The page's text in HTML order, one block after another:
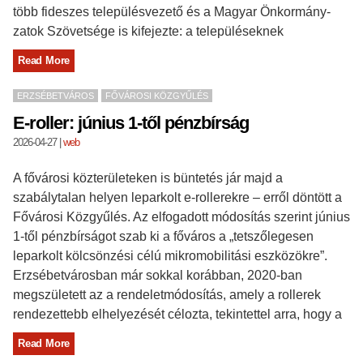
több fideszes településvezető és a Magyar Önkormány-
zatok Szövetsége is kifejezte: a településeknek
Read More
ERZSÉBETVÁROS FŐVÁROSI KÖZGYŰLÉS
E-roller: június 1-től pénzbírság
2026-04-27| web
A fővárosi közterületeken is büntetés jár majd a
szabálytalan helyen leparkolt e-rollerekre – erről döntött a
Fővárosi Közgyűlés. Az elfogadott módosítás szerint június
1-től pénzbírságot szab ki a főváros a „tetszőlegesen
leparkolt kölcsönzési célú mikromobilitási eszközökre”.
Erzsébetvárosban már sokkal korábban, 2020-ban
megszületett az a rendeletmódosítás, amely a rollerek
rendezettebb elhelyezését célozta, tekintettel arra, hogy a
Read More